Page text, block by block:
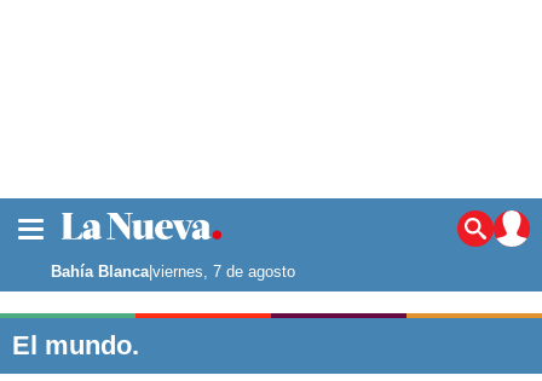
Noticias
La ciudad
Punta Alta
Bahía Blanca|viernes, 7 de agosto
El mundo.